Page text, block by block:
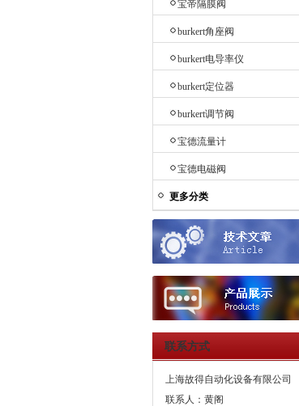
宝帝隔膜阀
burkert角座阀
burkert电导率仪
burkert定位器
burkert调节阀
宝德流量计
宝德电磁阀
更多分类
联系方式
上海故得自动化设备有限公司
联系人：黄阁